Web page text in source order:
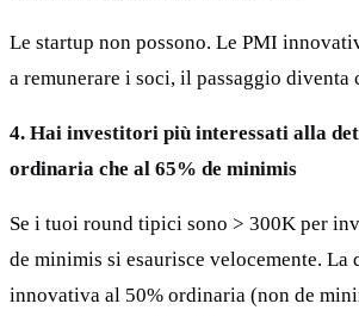
Le startup non possono. Le PMI
a remunerare i soci, il passaggio diventa
4. Hai investitori più interessati alla
ordinaria che al 65% de minimis
Se i tuoi round tipici sono > 300K per
de minimis si esaurisce velocemente. La
innovativa al 50% ordinaria (non de